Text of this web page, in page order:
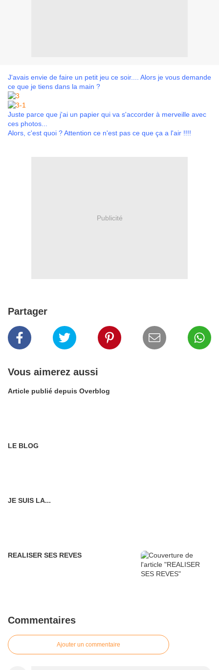
J'avais envie de faire un petit jeu ce soir.... Alors je vous demande
ce que je tiens dans la main ?
Juste parce que j'ai un papier qui va s'accorder à merveille avec
ces photos...
Alors, c'est quoi ? Attention ce n'est pas ce que ça a l'air !!!!
Publicité
Partager
Vous aimerez aussi
Article publié depuis Overblog
LE BLOG
JE SUIS LA...
REALISER SES REVES
Commentaires
Ajouter un commentaire